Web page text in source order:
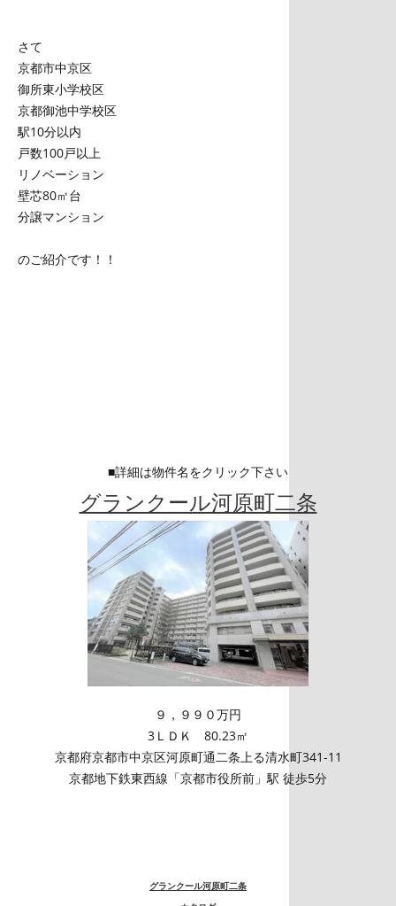
さて
京都市中京区
御所東小学校区
京都御池中学校区
駅10分以内
戸数100戸以上
リノベーション
壁芯80㎡台
分譲マンション
のご紹介です！！
■詳細は物件名をクリック下さい
グランクール河原町二条
９，９９０万円
3ＬＤＫ 80.23㎡
京都府京都市中京区河原町通二条上る清水町341-11
京都地下鉄東西線「京都市役所前」駅 徒歩5分
グランクール河原町二条